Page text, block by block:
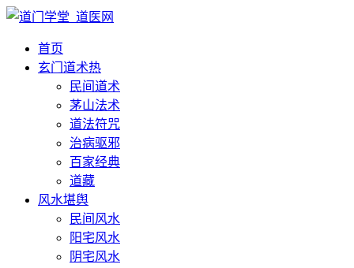
首页
玄门道术热
民间道术
茅山法术
道法符咒
治病驱邪
百家经典
道藏
风水堪舆
民间风水
阳宅风水
阴宅风水